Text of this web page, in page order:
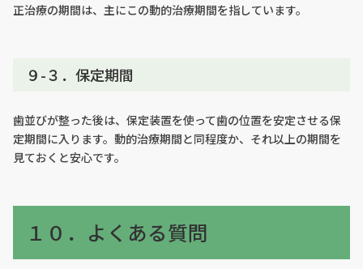
正治療の期間は、主にこの動的治療期間を指しています。
９-３．保定期間
歯並びが整った後は、保定装置を使って歯の位置を安定させる保
定期間に入ります。動的治療期間と同程度か、それ以上の期間を
見ておくと安心です。
１０．よくある質問